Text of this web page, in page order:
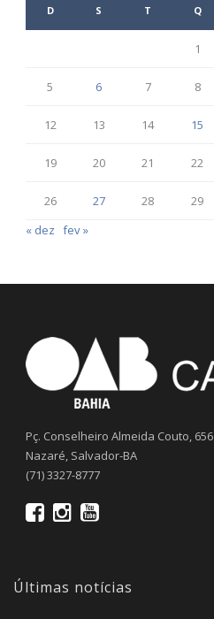
D S T Q
1
5 6 7 8
12 13 14 15
19 20 21 22
26 27 28 29
« dez fev »
Pç. Conselheiro Almeida Couto, 656
Nazaré, Salvador-BA
(71) 3327-8777
Últimas notícias